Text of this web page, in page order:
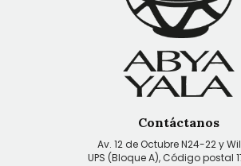
Contáctanos
Av. 12 de Octubre N24-22 y
UPS (Bloque A), Código postal